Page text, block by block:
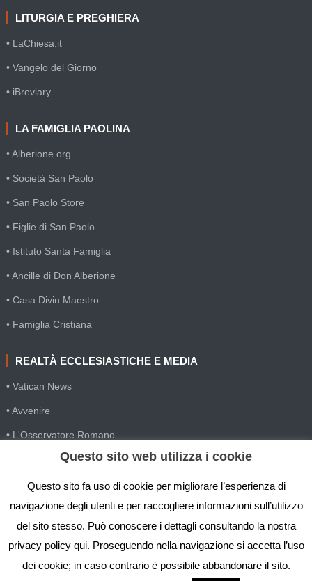
LITURGIA E PREGHIERA
• LaChiesa.it
• Vangelo del Giorno
• iBreviary
LA FAMIGLIA PAOLINA
• Alberione.org
• Società San Paolo
• San Paolo Store
• Figlie di San Paolo
• Istituto Santa Famiglia
• Ancille di Don Alberione
• Casa Divin Maestro
• Famiglia Cristiana
REALTÀ ECCLESIASTICHE E MEDIA
• Vatican News
• Avvenire
• L'Osservatore Romano
• SIR Agenzia d'informazione
• Gesuiti Villapizzone
• Settimana della Comunicazione
• Festival Biblico
Questo sito web utilizza i cookie
Questo sito fa uso di cookie per migliorare l’esperienza di
navigazione degli utenti e per raccogliere informazioni sull’utilizzo
del sito stesso. Può conoscere i dettagli consultando la nostra
privacy policy qui. Proseguendo nella navigazione si accetta l’uso
dei cookie; in caso contrario è possibile abbandonare il sito.